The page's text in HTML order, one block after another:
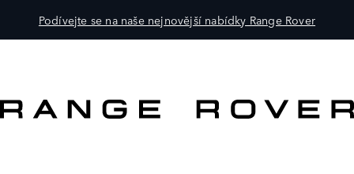
Podívejte se na naše nejnovější nabídky Range Rover